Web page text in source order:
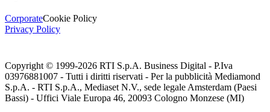
CorporateCookie Policy
Privacy Policy
Copyright © 1999-2026 RTI S.p.A. Business Digital - P.Iva
03976881007 - Tutti i diritti riservati - Per la pubblicità Mediamond
S.p.A. - RTI S.p.A., Mediaset N.V., sede legale Amsterdam (Paesi
Bassi) - Uffici Viale Europa 46, 20093 Cologno Monzese (MI)